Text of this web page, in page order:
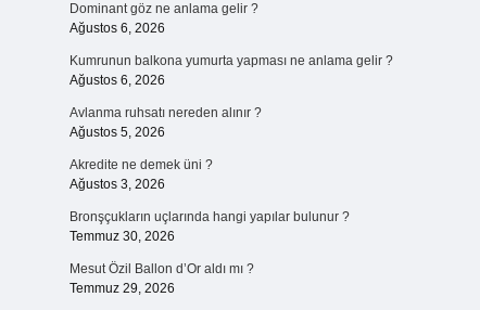
Dominant göz ne anlama gelir ?
Ağustos 6, 2026
Kumrunun balkona yumurta yapması ne anlama gelir ?
Ağustos 6, 2026
Avlanma ruhsatı nereden alınır ?
Ağustos 5, 2026
Akredite ne demek üni ?
Ağustos 3, 2026
Bronşçukların uçlarında hangi yapılar bulunur ?
Temmuz 30, 2026
Mesut Özil Ballon d’Or aldı mı ?
Temmuz 29, 2026